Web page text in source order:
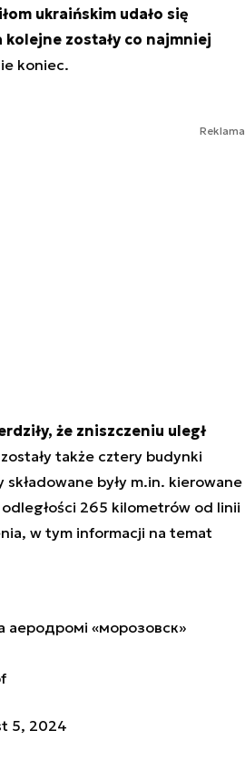
ukraińskim udało się
zostały co najmniej
koniec.
Reklama
że zniszczeniu uległ
także cztery budynki
były m.in. kierowane
265 kilometrów od linii
w tym informacji na temat
«морозовск»
5, 2024